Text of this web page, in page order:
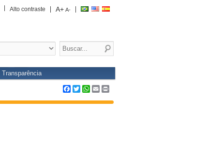
A+ A-
Alto contraste
Transparência
Facebook
TwitterWhatsApp
Email